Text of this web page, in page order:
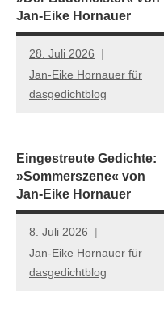
Jan-Eike Hornauer
28. Juli 2026
Jan-Eike Hornauer für
dasgedichtblog
Eingestreute Gedichte:
»Sommerszene« von
Jan-Eike Hornauer
8. Juli 2026
Jan-Eike Hornauer für
dasgedichtblog